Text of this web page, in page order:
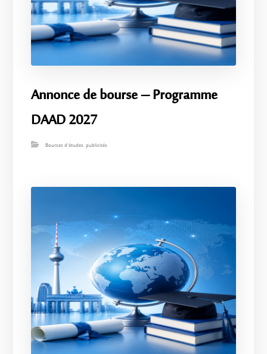
Annonce de bourse – Programme
DAAD 2027
Bourses d'études,publicités